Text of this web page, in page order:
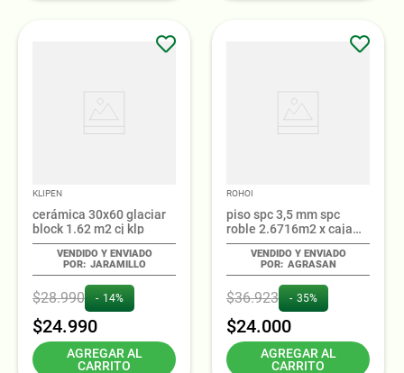
KLIPEN
cerámica 30x60 glaciar
block 1.62 m2 cj klp
JARAMILLO
$28.990 14%
$24.990
AGREGAR AL
CARRITO
ROHOI
piso spc 3,5 mm spc
roble 2.6716m2 x caja
rohoi
AGRASAN
$36.923 35%
$24.000
AGREGAR AL
CARRITO